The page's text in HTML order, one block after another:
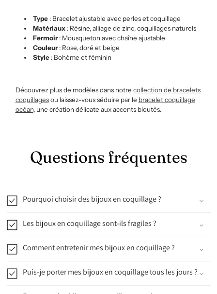
Type : Bracelet ajustable avec perles et coquillage
Matériaux : Résine, alliage de zinc, coquillages naturels
Fermoir: Mousqueton avec chaîne ajustable
Couleur: Rose, doré et beige
Style : Bohème et féminin
Découvrez plus de modèles dans notre collection de bracelets
coquillagesou laissez-vous séduire par le braceletcoquillage
océan, une création délicate aux accents bleutés.
Questions fréquentes
Pourquoi choisir des bijoux en coquillage ?
Les bijoux en coquillage sont-ils fragiles ?
Comment entretenir mes bijoux en coquillage ?
Puis-je porter mes bijoux en coquillage tous les jours ?